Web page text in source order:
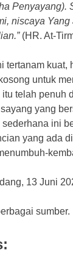
Penyayang).
niscaya
(HR. At-
tertanam kuat,
untuk
telah penuh
yang
ini
yang ada
13 Juni
sumber.